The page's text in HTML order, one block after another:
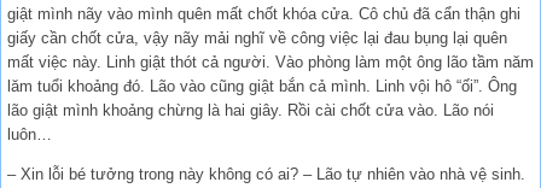
giật mình nãy vào mình quên mất chốt khóa cửa. Cô chủ đã cẩn thận ghi
giấy cần chốt cửa, vậy nãy mải nghĩ về công việc lại đau bụng lại quên
mất việc này. Linh giật thót cả người. Vào phòng làm một ông lão tầm năm
lăm tuổi khoảng đó. Lão vào cũng giật bắn cả mình. Linh vội hô “ối”. Ông
lão giật mình khoảng chừng là hai giây. Rồi cài chốt cửa vào. Lão nói
luôn…
– Xin lỗi bé tưởng trong này không có ai? – Lão tự nhiên vào nhà vệ sinh.